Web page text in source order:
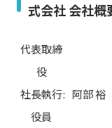
式会社 会社概
代表取締
役
社長執行
役員
: 阿部 裕